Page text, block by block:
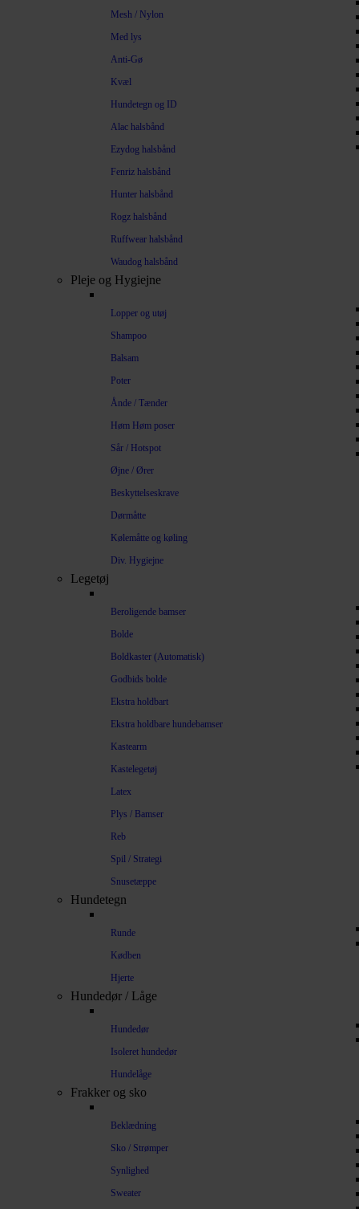
Mesh / Nylon
Med lys
Anti-Gø
Kvæl
Hundetegn og ID
Alac halsbånd
Ezydog halsbånd
Fenriz halsbånd
Hunter halsbånd
Rogz halsbånd
Ruffwear halsbånd
Waudog halsbånd
Pleje og Hygiejne
Lopper og utøj
Shampoo
Balsam
Poter
Ånde / Tænder
Høm Høm poser
Sår / Hotspot
Øjne / Ører
Beskyttelseskrave
Dørmåtte
Kølemåtte og køling
Div. Hygiejne
Legetøj
Beroligende bamser
Bolde
Boldkaster (Automatisk)
Godbids bolde
Ekstra holdbart
Ekstra holdbare hundebamser
Kastearm
Kastelegetøj
Latex
Plys / Bamser
Reb
Spil / Strategi
Snusetæppe
Hundetegn
Runde
Kødben
Hjerte
Hundedør / Låge
Hundedør
Isoleret hundedør
Hundelåge
Frakker og sko
Beklædning
Sko / Strømper
Synlighed
Sweater